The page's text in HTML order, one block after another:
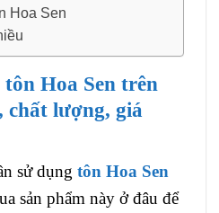
Hoa Sen
Hoa Sen trên
chất lượng, giá
sử dụng tôn Hoa Sen
sản phẩm này ở đâu để